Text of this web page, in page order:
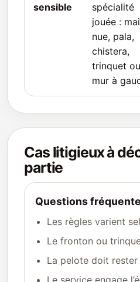
sensible
spécialité
jouée :
nue, pala,
chistera,
trinquet ou
mur à
Cas litigieux à
partie
Questions
Les règles varient
Le fronton ou
La pelote doit rester
Le service engage